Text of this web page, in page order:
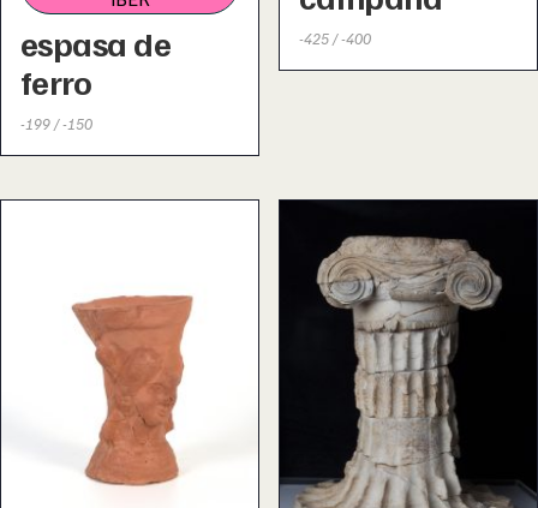
espasa de
ferro
-199 / -150
-425 / -400